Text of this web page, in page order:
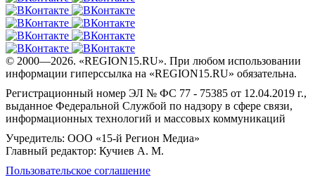
© 2000—2026. «REGION15.RU». При любом использовании
информации гиперссылка на «REGION15.RU» обязательна.
Регистрационный номер ЭЛ № ФС 77 - 75385 от 12.04.2019 г.,
выданное Федеральной Службой по надзору в сфере связи,
информационных технологий и массовых коммуникаций
Учредитель: ООО «15-й Регион Медиа»
Главный редактор: Кучиев А. М.
Пользовательское соглашение